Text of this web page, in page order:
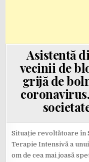
Asistentă
vecinii de
grijă de
Situație revoltătoare în
Terapie Intensivă a
om de cea mai joasă